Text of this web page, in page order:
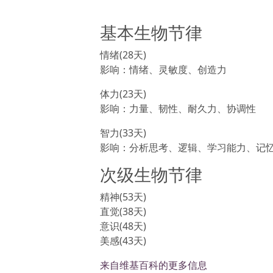
基本生物节律
情绪(28天)
影响：情绪、灵敏度、创造力
体力(23天)
影响：力量、韧性、耐久力、协调性
智力(33天)
影响：分析思考、逻辑、学习能力、记
次级生物节律
精神(53天)
直觉(38天)
意识(48天)
美感(43天)
来自维基百科的更多信息